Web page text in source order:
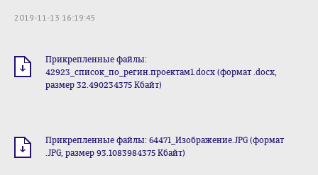
2019-11-13 16:19:45
Прикрепленные файлы:
42923_список_по_регин.проектам1.docx (формат .docx,
размер 32.490234375 Кбайт)
Прикрепленные файлы: 64471_Изображение.JPG (формат
.JPG, размер 93.1083984375 Кбайт)